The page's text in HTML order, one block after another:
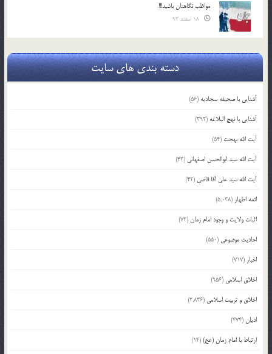
مواظب نگاهتان باشید!!!
دسته بندی های سایت
آشنایی با صحیفه سجادیه (56)
آشنایی با نهج البلاغه (392)
آیت الله بهجت (54)
آیت الله سید ابوالحسن اصفهانی (43)
آیت الله سید علی آقا قاضی (42)
ائمه اطهار (5,038)
اثبات ولایت و وجود امام زمان(73)
احادیث موضوعی (550)
اخبار (717)
اخلاق اسلامی (956)
اخلاق و تربیت اسلامی (2,836)
ادیان(474)
ارتباط با امام زمان (عج)(14)